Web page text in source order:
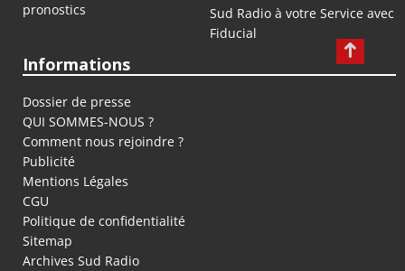
pronostics
Sud Radio à votre Service avec
Fiducial
Informations
Dossier de presse
QUI SOMMES-NOUS ?
Comment nous rejoindre ?
Publicité
Mentions Légales
CGU
Politique de confidentialité
Sitemap
Archives Sud Radio